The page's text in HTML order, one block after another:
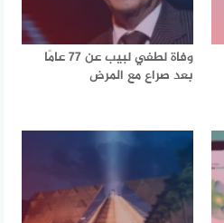
وفاة لطفي لبيب عن 77 عامًا
بعد صراع مع المرض